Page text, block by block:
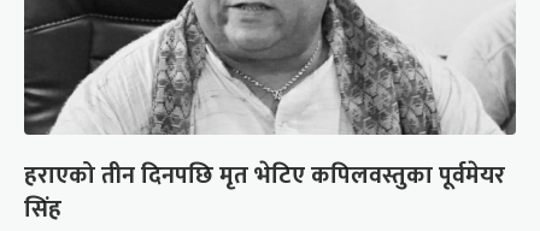
हराएको तीन दिनपछि मृत भेटिए कपिलवस्तुका पूर्वमेयर
सिंह